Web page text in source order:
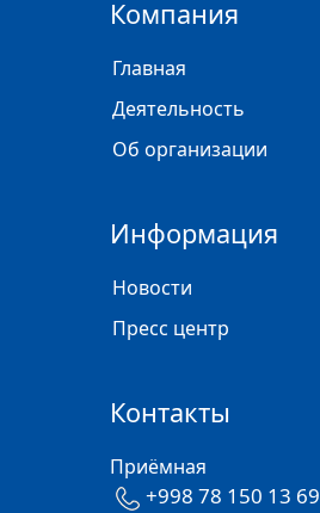
Компания
Главная
Деятельность
Об организации
Информация
Новости
Пресс центр
Контакты
Приёмная
+998 78 150 13 69